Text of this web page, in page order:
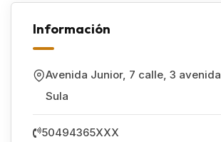
Información
Avenida Junior, 7 calle, 3 avenida
Sula
50494365XXX